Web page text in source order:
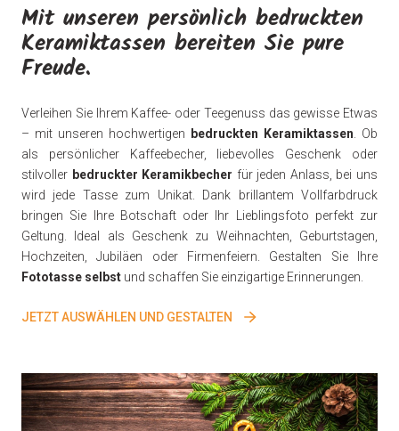
Mit unseren persönlich bedruckten
Keramiktassen bereiten Sie pure
Freude.
Verleihen Sie Ihrem Kaffee- oder Teegenuss das gewisse Etwas
– mit unseren hochwertigen
bedruckten Keramiktassen . Ob
als persönlicher Kaffeebecher, liebevolles Geschenk oder
stilvoller bedruckter Keramikbecher für jeden Anlass, bei uns
wird jede Tasse zum Unikat. Dank brillantem Vollfarbdruck
bringen Sie Ihre Botschaft oder Ihr Lieblingsfoto perfekt zur
Geltung. Ideal als Geschenk zu Weihnachten, Geburtstagen,
Hochzeiten, Jubiläen oder Firmenfeiern. Gestalten Sie Ihre
Fototasse selbst und schaffen Sie einzigartige Erinnerungen.
JETZT AUSWÄHLEN UND GESTALTEN